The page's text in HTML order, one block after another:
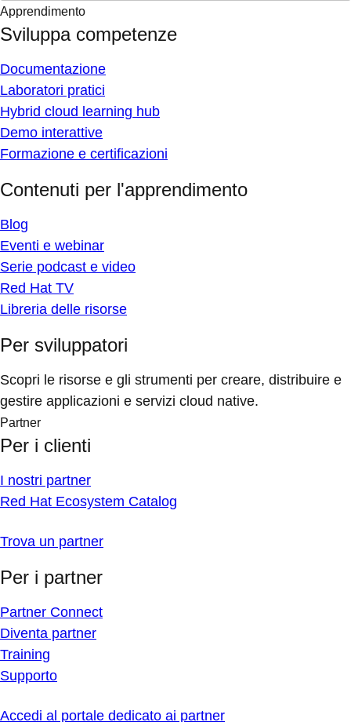
Apprendimento
Sviluppa competenze
Documentazione
Laboratori pratici
Hybrid cloud learning hub
Demo interattive
Formazione e certificazioni
Contenuti per l'apprendimento
Blog
Eventi e webinar
Serie podcast e video
Red Hat TV
Libreria delle risorse
Per sviluppatori
Scopri le risorse e gli strumenti per creare, distribuire e
gestire applicazioni e servizi cloud native.
Partner
Per i clienti
I nostri partner
Red Hat Ecosystem Catalog
Trova un partner
Per i partner
Partner Connect
Diventa partner
Training
Supporto
Accedi al portale dedicato ai partner